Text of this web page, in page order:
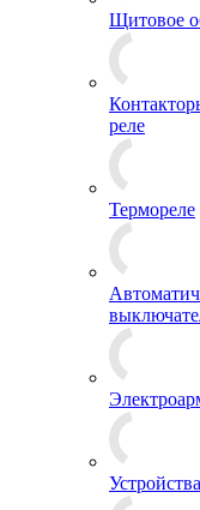
Щитовое
реле
Термореле